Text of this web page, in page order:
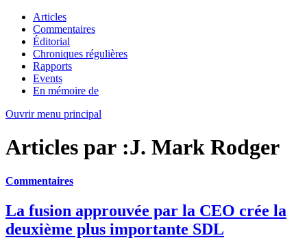
Articles
Commentaires
Éditorial
Chroniques régulières
Rapports
Events
En mémoire de
Ouvrir menu principal
Articles par :J. Mark Rodger
Commentaires
La fusion approuvée par la CEO crée la
deuxième plus importante SDL